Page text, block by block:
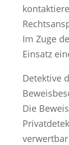
Im Zuge
Einsatz
Detektive
Die